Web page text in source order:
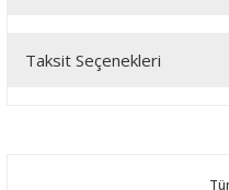
Taksit Seçenekleri